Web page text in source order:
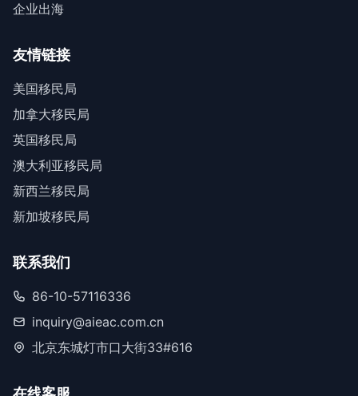
企业出海
友情链接
美国移民局
加拿大移民局
英国移民局
澳大利亚移民局
新西兰移民局
新加坡移民局
联系我们
86-10-57116336
inquiry@aieac.com.cn
北京东城灯市口大街33#616